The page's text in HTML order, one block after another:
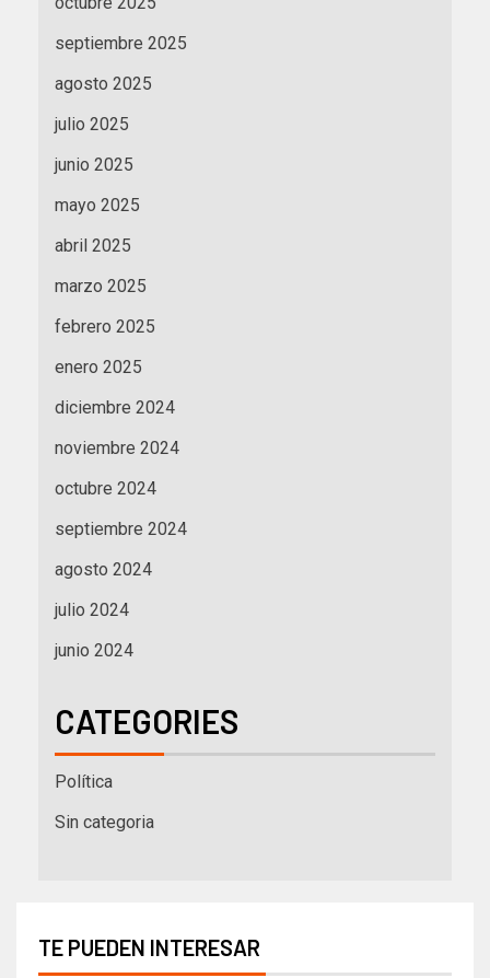
septiembre 2025
agosto 2025
julio 2025
junio 2025
mayo 2025
abril 2025
marzo 2025
febrero 2025
enero 2025
diciembre 2024
noviembre 2024
octubre 2024
septiembre 2024
agosto 2024
julio 2024
junio 2024
CATEGORIES
Política
Sin categoria
TE PUEDEN INTERESAR